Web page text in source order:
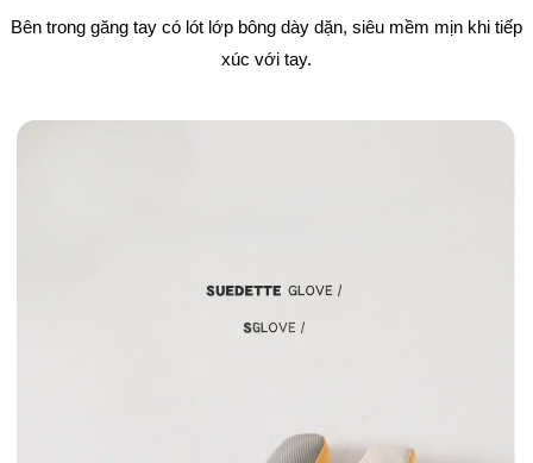
Bên trong găng tay có lót lớp bông dày dặn, siêu mềm mịn khi tiếp
xúc với tay.